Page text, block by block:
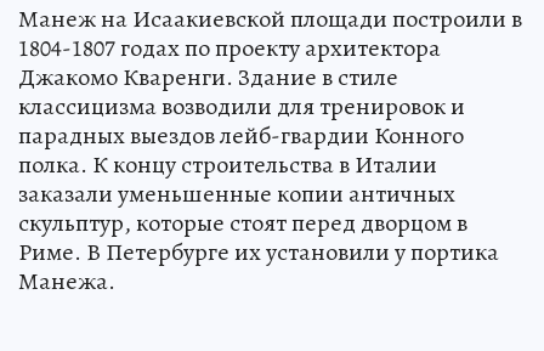
Манеж на Исаакиевской площади построили в
1804-1807 годах по проекту архитектора
Джакомо Кваренги. Здание в стиле
классицизма возводили для тренировок и
парадных выездов лейб-гвардии Конного
полка. К концу строительства в Италии
заказали уменьшенные копии античных
скульптур, которые стоят перед дворцом в
Риме. В Петербурге их установили у портика
Манежа.